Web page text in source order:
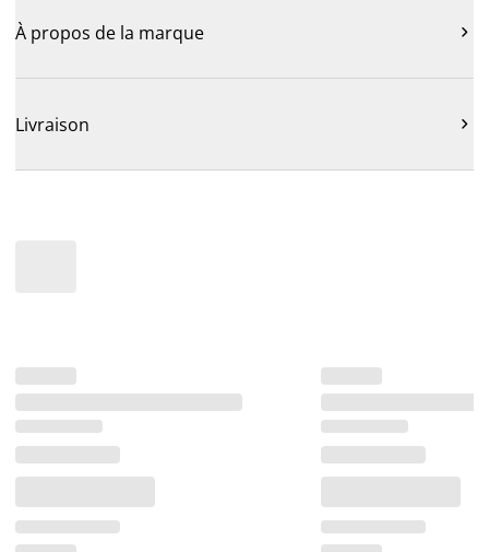
À propos de la marque 
Livraison 